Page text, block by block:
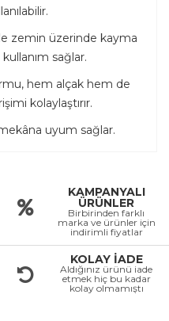
zemin üzerinde kayma
sağlar.
hem alçak hem de
kolaylaştırır.
uyum sağlar.
KAMPANYALI
ÜRÜNLER
Birbirinden farklı
marka ve ürünler için
indirimli fiyatlar
KOLAY İADE
Aldığınız ürünü iade
etmek hiç bu kadar
kolay olmamıştı